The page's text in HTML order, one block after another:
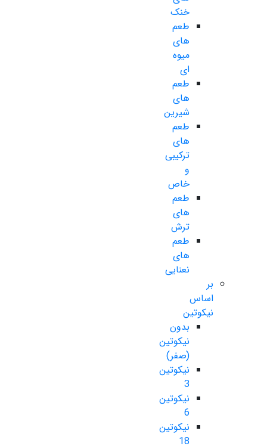
خنک
طعم
های
میوه
ای
طعم
های
شیرین
طعم
های
ترکیبی
و
خاص
طعم
های
ترش
طعم
های
نعنایی
بر
اساس
نیکوتین
بدون
نیکوتین
(صفر)
نیکوتین
3
نیکوتین
6
نیکوتین
18